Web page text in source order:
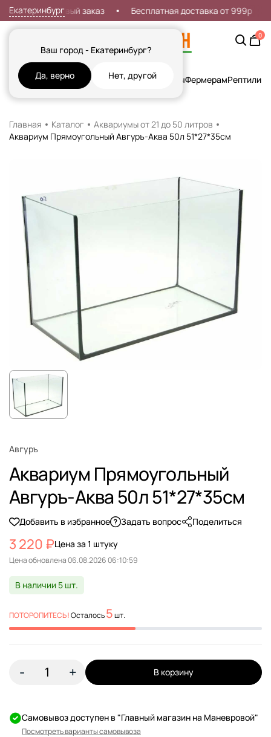
Екатеринбург
Ваш город - Екатеринбург?
Да, верно Нет, другой
7% на первый заказ Бесплатная доставка от 999р
0
Кошки СобакиРыбы Грызуны и Хорьки ПтицыФермерамРептилии
Главная Каталог
Аквариумы от 21 до 50 литров
Аквариум Прямоугольный Авгуръ-Аква 50л 51*27*35см
Авгуръ
Аквариум Прямоугольный
Авгуръ-Аква 50л 51*27*35см
Добавить в избранное Задать вопрос Поделиться
3 220 ₽Цена за 1 штуку
Цена обновлена
В наличии 5 шт.
ПОТОРОПИТЕСЬ!Осталось5шт.
- + В корзину
Самовывоз доступен в "Главный магазин на Маневровой"
Посмотреть варианты самовывоза